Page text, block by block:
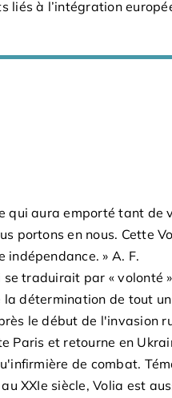
liés à l’intégration
qui aura emporté tant de
portons en nous. Cette
» A. F.
se traduirait par « volonté
la détermination de tout
le début de l'invasion
Paris et retourne en
de combat.
XXIe siècle, Volia est